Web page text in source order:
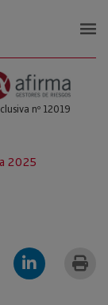
nº 12019
2025